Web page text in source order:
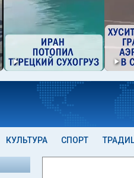
КУЛЬТУРА СПОРТ